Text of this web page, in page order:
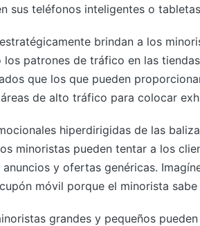
sus teléfonos inteligentes o
brindan a los
patrones de tráfico en las
que los que pueden
de alto tráfico para colocar
hiperdirigidas de las
minoristas pueden tentar a los
y ofertas genéricas.
móvil porque el minorista
grandes y pequeños